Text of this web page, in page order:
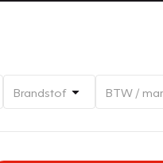
Brandstof BTW /